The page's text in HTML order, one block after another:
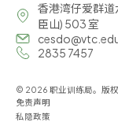
香港湾仔爱群道
臣山) 503 室
2835 7457
© 2026 职业训练局。版
免责声明
私隐政策